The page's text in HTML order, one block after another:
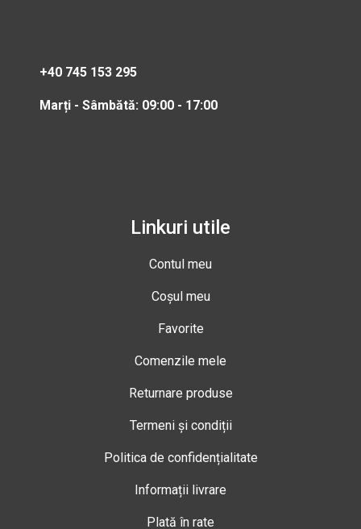
+40 745 153 295
Marți - Sâmbătă: 09:00 - 17:00
Linkuri utile
Contul meu
Coșul meu
Favorite
Comenzile mele
Returnare produse
Termeni și condiții
Politica de confidențialitate
Informații livrare
Plată în rate